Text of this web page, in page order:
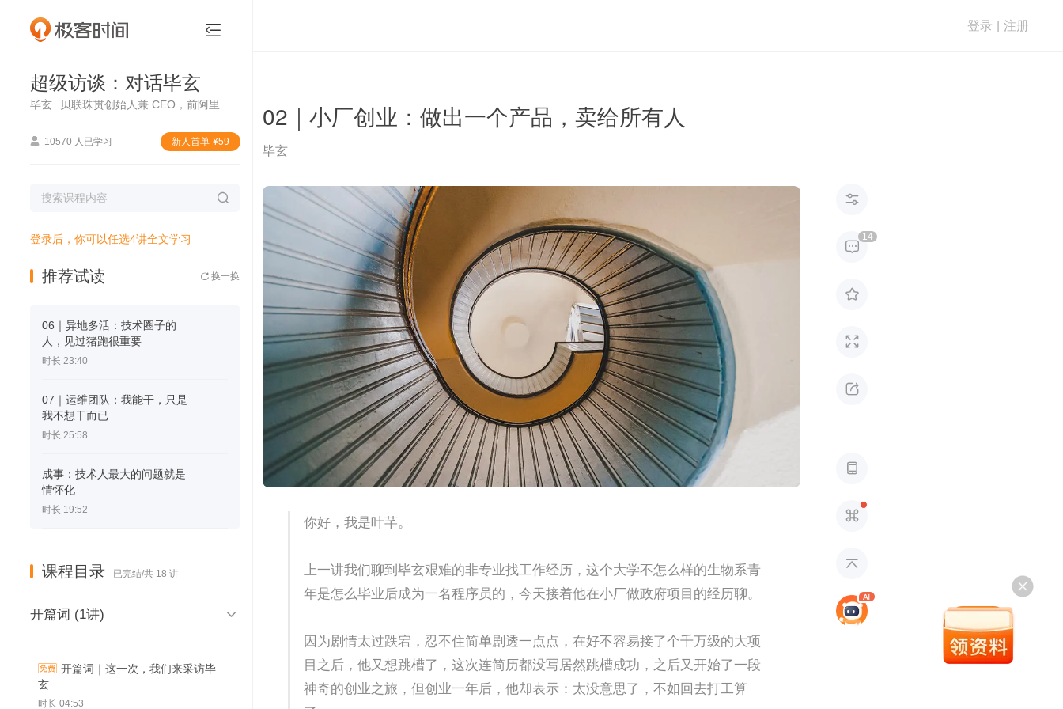

超级访谈：对话毕玄
毕玄
 10570 人已学习 新⼈⾸单 ¥59

登录后，你可以任选4讲全文学习
推荐试读  换一换
06｜异地多活：技术圈子的
人，见过猪跑很重要
时长 23:40
07｜运维团队：我能干，只是
我不想干而已
时长 25:58
成事：技术人最大的问题就是
情怀化
时长 19:52
课程目录 已完结/共 18 讲
开篇词 (1讲) 
开篇词｜这一次，我们来采访毕
玄
时长 04:53
 超级访谈：对话毕玄 登录 注册
02｜小厂创业：做出一个产品，卖给所有人
毕玄
你好，我是叶芊。
上一讲我们聊到毕玄艰难的非专业找工作经历，这个大学不怎么样的生物系青
年是怎么毕业后成为一名程序员的，今天接着他在小厂做政府项目的经历聊。
因为剧情太过跌宕，忍不住简单剧透一点点，在好不容易接了个千万级的大项
目之后，他又想跳槽了，这次连简历都没写居然跳槽成功，之后又开始了一段
神奇的创业之旅，但创业一年后，他却表示：太没意思了，不如回去打工算


14





